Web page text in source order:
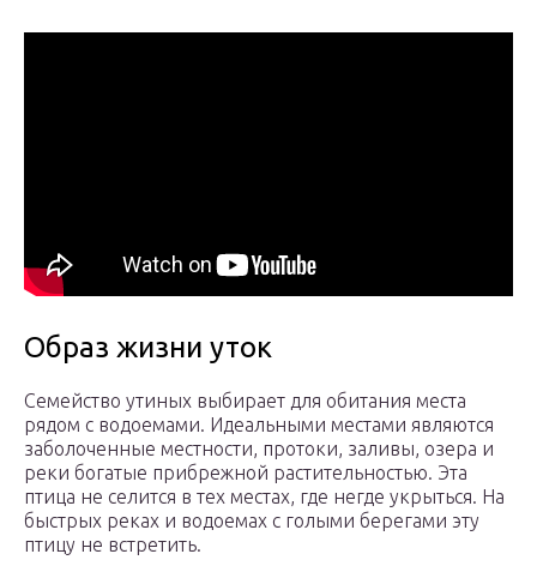
Образ жизни уток
Семейство утиных выбирает для обитания места
рядом с водоемами. Идеальными местами являются
заболоченные местности, протоки, заливы, озера и
реки богатые прибрежной растительностью. Эта
птица не селится в тех местах, где негде укрыться. На
быстрых реках и водоемах с голыми берегами эту
птицу не встретить.